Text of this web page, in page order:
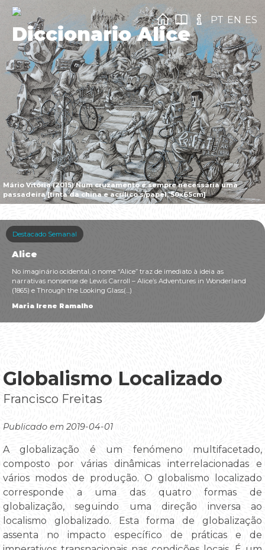
Mário Vitória (2015) Num cruzamento é sempre necessária uma
passadeira [tinta da china e acrílico s/papel, 50x65cm]
Diccionario Alice
PT EN ES
Destacado Semanal
Alice
No imaginário ocidental, o nome “Alice” traz de imediato à ideia as
narrativas nonsense de Lewis Carroll – Alice’s Adventures in Wonderland
(1865) e Through the Looking Glass(...)
Maria Irene Ramalho
Globalismo Localizado
Francisco Freitas
Publicado em 2019-04-01
A globalização é um fenómeno multifacetado,
composto por várias dinâmicas interrelacionadas e
vários modos de produção. O globalismo localizado
corresponde a uma das quatro formas de
globalização, seguindo uma direção inversa ao
localismo globalizado. Esta forma de globalização
assenta no impacto específico de práticas e de